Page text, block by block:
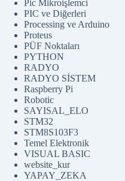
Pic Mikroişlemci
PIC ve Diğerleri
Processing ve Arduino
Proteus
PÜF Noktaları
PYTHON
RADYO
RADYO SİSTEM
Raspberry Pi
Robotic
SAYISAL_ELO
STM32
STM8S103F3
Temel Elektronik
VISUAL BASIC
website_kur
YAPAY_ZEKA